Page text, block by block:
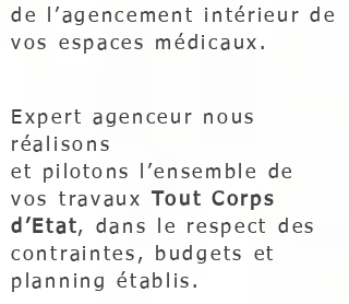
de l’agencement intérieur de
vos espaces médicaux.
Expert agenceur nous
réalisons
et pilotons
l’ensemble de
vos travauxTout Corps
d’Etat, dans le respect des
contraintes, budgets et
planning établis.